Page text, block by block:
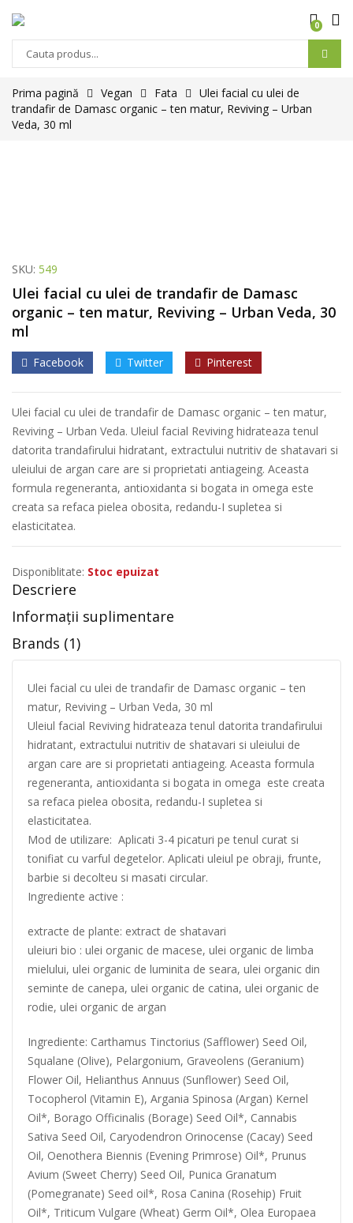
0
Prima pagină Vegan Fata
Ulei facial cu ulei de
trandafir de Damasc organic – ten matur, Reviving – Urban
Veda, 30 ml
SKU: 549
Ulei facial cu ulei de trandafir de Damasc
organic – ten matur, Reviving – Urban Veda, 30
ml
Facebook Twitter Pinterest
Ulei facial cu ulei de trandafir de Damasc organic – ten matur,
Reviving – Urban Veda. Uleiul facial Reviving hidrateaza tenul
datorita trandafirului hidratant, extractului nutritiv de shatavari si
uleiului de argan care are si proprietati antiageing. Aceasta
formula regeneranta, antioxidanta si bogata in omega este
creata sa refaca pielea obosita, redandu-I supletea si
elasticitatea.
Disponiblitate: Stoc epuizat
Descriere
Informații suplimentare
Brands (1)
Ulei facial cu ulei de trandafir de Damasc organic – ten
matur, Reviving – Urban Veda, 30 ml
Uleiul facial Reviving hidrateaza tenul datorita trandafirului
hidratant, extractului nutritiv de shatavari si uleiului de
argan care are si proprietati antiageing. Aceasta formula
regeneranta, antioxidanta si bogata in omega este creata
sa refaca pielea obosita, redandu-I supletea si
elasticitatea.
Mod de utilizare: Aplicati 3-4 picaturi pe tenul curat si
tonifiat cu varful degetelor. Aplicati uleiul pe obraji, frunte,
barbie si decolteu si masati circular.
Ingrediente active :
extracte de plante: extract de shatavari
uleiuri bio : ulei organic de macese, ulei organic de limba
mielului, ulei organic de luminita de seara, ulei organic din
seminte de canepa, ulei organic de catina, ulei organic de
rodie, ulei organic de argan
Ingrediente: Carthamus Tinctorius (Safflower) Seed Oil,
Squalane (Olive), Pelargonium, Graveolens (Geranium)
Flower Oil, Helianthus Annuus (Sunflower) Seed Oil,
Tocopherol (Vitamin E), Argania Spinosa (Argan) Kernel
Oil*, Borago Officinalis (Borage) Seed Oil*, Cannabis
Sativa Seed Oil, Caryodendron Orinocense (Cacay) Seed
Oil, Oenothera Biennis (Evening Primrose) Oil*, Prunus
Avium (Sweet Cherry) Seed Oil, Punica Granatum
(Pomegranate) Seed oil*, Rosa Canina (Rosehip) Fruit
Oil*, Triticum Vulgare (Wheat) Germ Oil*, Olea Europaea